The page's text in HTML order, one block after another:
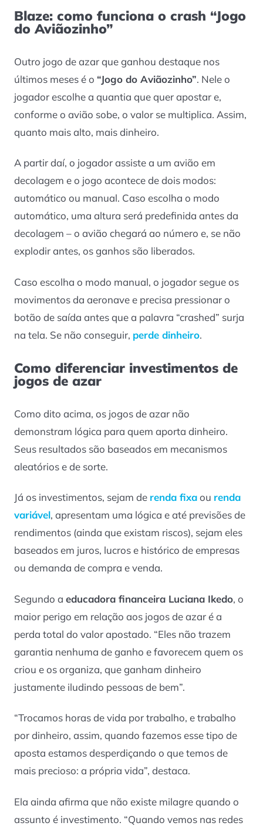
Blaze: como funciona o crash “Jogo
do Aviãozinho”
Outro jogo de azar que ganhou destaque nos
últimos meses é o “Jogo do Aviãozinho”. Nele o
jogador escolhe a quantia que quer apostar e,
conforme o avião sobe, o valor se multiplica. Assim,
quanto mais alto, mais dinheiro.
A partir daí, o jogador assiste a um avião em
decolagem e o jogo acontece de dois modos:
automático ou manual. Caso escolha o modo
automático, uma altura será predefinida antes da
decolagem – o avião chegará ao número e, se não
explodir antes, os ganhos são liberados.
Caso escolha o modo manual, o jogador segue os
movimentos da aeronave e precisa pressionar o
botão de saída antes que a palavra “crashed” surja
na tela. Se não conseguir, perde dinheiro.
Como diferenciar investimentos de
jogos de azar
Como dito acima, os jogos de azar não
demonstram lógica para quem aporta dinheiro.
Seus resultados são baseados em mecanismos
aleatórios e de sorte.
Já os investimentos, sejam de renda fixaou renda
variável, apresentam uma lógica e até previsões de
rendimentos (ainda que existam riscos), sejam eles
baseados em juros, lucros e histórico de empresas
ou demanda de compra e venda.
Segundo a educadora financeira Luciana Ikedo, o
maior perigo em relação aos jogos de azar é a
perda total do valor apostado. “Eles não trazem
garantia nenhuma de ganho e favorecem quem os
criou e os organiza, que ganham dinheiro
justamente iludindo pessoas de bem”.
“Trocamos horas de vida por trabalho, e trabalho
por dinheiro, assim, quando fazemos esse tipo de
aposta estamos desperdiçando o que temos de
mais precioso: a própria vida”, destaca.
Ela ainda afirma que não existe milagre quando o
assunto é investimento. “Quando vemos nas redes